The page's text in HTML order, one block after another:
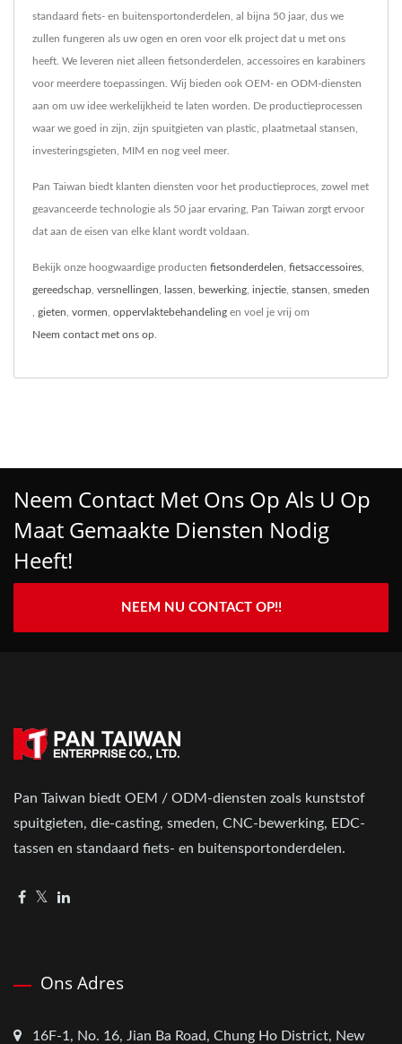
standaard fiets- en buitensportonderdelen, al bijna 50 jaar, dus we
zullen fungeren als uw ogen en oren voor elk project dat u met ons
heeft. We leveren niet alleen fietsonderdelen, accessoires en karabiners
voor meerdere toepassingen. Wij bieden ook OEM- en ODM-diensten
aan om uw idee werkelijkheid te laten worden. De productieprocessen
waar we goed in zijn, zijn spuitgieten van plastic, plaatmetaal stansen,
investeringsgieten, MIM en nog veel meer.
Pan Taiwan biedt klanten diensten voor het productieproces, zowel met
geavanceerde technologie als 50 jaar ervaring, Pan Taiwan zorgt ervoor
dat aan de eisen van elke klant wordt voldaan.
Bekijk onze hoogwaardige producten fietsonderdelen fietsaccessoires
gereedschap versnellingen lassen bewerking injectie stansen smeden
gieten vormen oppervlaktebehandeling en voel je vrij om
Neem contact met ons op
Neem Contact Met Ons Op Als U Op
Maat Gemaakte Diensten Nodig
Heeft!
NEEM NU CONTACT OP!!
Pan Taiwan biedt OEM / ODM-diensten zoals kunststof
spuitgieten, die-casting, smeden, CNC-bewerking, EDC-
tassen en standaard fiets- en buitensportonderdelen.
Ons Adres
16F-1, No. 16, Jian Ba Road, Chung Ho District, New